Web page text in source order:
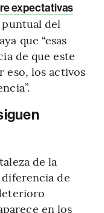
expectativas
del
que “esas
de que este
eso, los activos
de la
de
en los